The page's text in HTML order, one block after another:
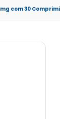
com 30